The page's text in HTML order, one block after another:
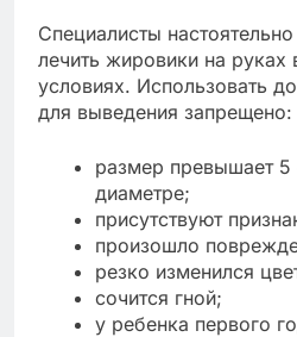
Специалисты
лечить жировики на
условиях. Использовать
для выведения запрещено:
размер превышает 5
диаметре;
присутствуют
произошло
резко изменился
сочится гной;
у ребенка первого